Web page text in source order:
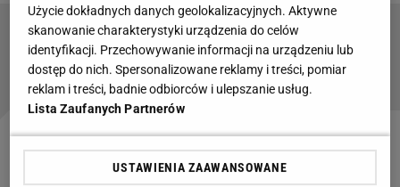
Oto tabela grupy J na MŚ po wyczynie
Austriaków i popisie Messiego
Napastnik został bowiem zapytany, czy to spotkanie
było dla niego pewną formą rewanżu. Na Mbappe w
Użycie dokładnych danych geolokalizacyjnych. Aktywne
skanowanie charakterystyki urządzenia do celów
identyfikacji. Przechowywanie informacji na urządzeniu lub
dostęp do nich. Spersonalizowane reklamy i treści, pomiar
reklam i treści, badnie odbiorców i ulepszanie usług.
Lista Zaufanych Partnerów
USTAWIENIA ZAAWANSOWANE